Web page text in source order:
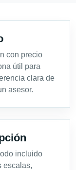
con precio
útil para
clara de
asesor.
incluido
escalas,